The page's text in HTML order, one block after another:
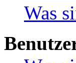
Was